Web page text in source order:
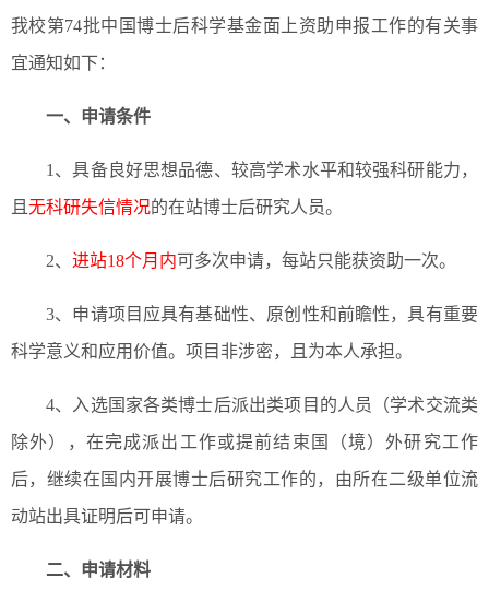
我校第74批中国博士后科学基金面上资助申报工作的有关事
宜通知如下：
一、申请条件
1、具备良好思想品德、较高学术水平和较强科研能力，
且 无科研失信情况的在站博士后研究人员。
2、 进站18个月内可多次申请，每站只能获资助一次。
3、申请项目应具有基础性、原创性和前瞻性，具有重要
科学意义和应用价值。项目非涉密，且为本人承担。
4、入选国家各类博士后派出类项目的人员（学术交流类
除外），在完成派出工作或提前结束国（境）外研究工作
后，继续在国内开展博士后研究工作的，由所在二级单位流
动站出具证明后可申请。
二、申请材料